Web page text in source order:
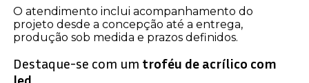
O atendimento inclui acompanhamento do
projeto desde a concepção até a entrega,
produção sob medida e prazos definidos.
Destaque-se com um troféu de acrílico com
led